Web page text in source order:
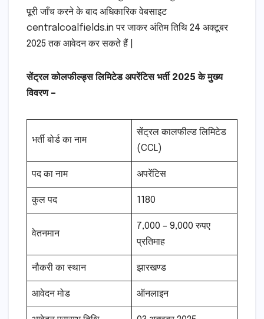
पूरी जाँच करने के बाद अधिकारिक वेबसाइट
centralcoalfields.in पर जाकर अंतिम तिथि 24 अक्टूबर
2025 तक आवेदन कर सकते हैं |
सेंट्रल कोलफील्ड्स लिमिटेड अपरेंटिस भर्ती 2025 के मुख्य
विवरण –
भर्ती बोर्ड का नाम
सेंट्रल कालफील्ड लिमिटेड
(CCL)
पद का नाम अपरेंटिस
कुल पद 1180
वेतनमान
7,000 – 9,000 रुपए
प्रतिमाह
नौकरी का स्थान झारखण्ड
आवेदन मोड ऑनलाइन